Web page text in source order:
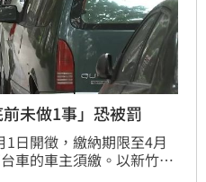
未做1事」恐被罰
日開徵，繳納期限至4月
車的車主須繳。以新竹市